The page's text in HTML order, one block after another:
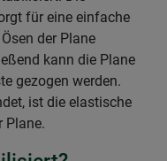
für eine einfache
der Plane
kann die Plane
gezogen werden.
ist die elastische
Plane.